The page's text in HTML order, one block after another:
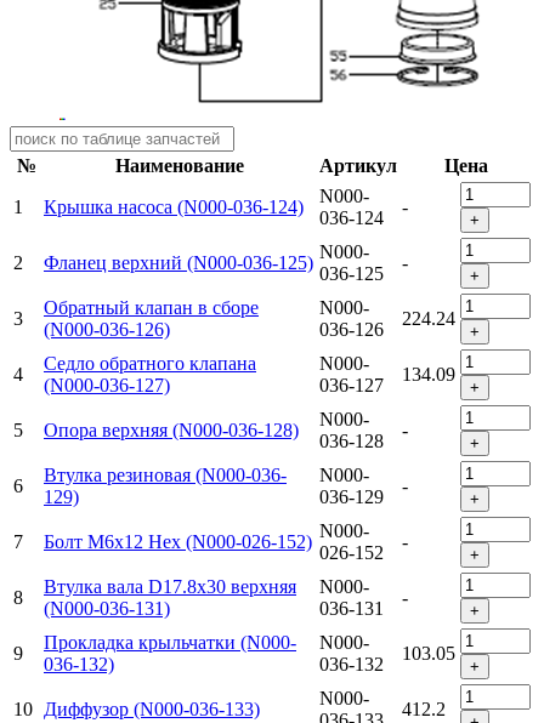
№ Наименование Артикул
Цена
1
Крышка насоса (N000-036-124)
N000-
036-124
-
+
2 Фланец верхний (N000-036-125)
N000-
036-125
-
+
3
Обратный клапан в сборе
(N000-036-126)
N000-
036-126
224.24
+
4
Седло обратного клапана
(N000-036-127)
N000-
036-127
134.09
+
5 Опора верхняя (N000-036-128)
N000-
036-128
-
+
6
Втулка резиновая (N000-036-
129)
N000-
036-129
-
+
7 Болт M6х12 Hex (N000-026-152)
N000-
026-152
-
+
8
Втулка вала D17.8х30 верхняя
(N000-036-131)
N000-
036-131
-
+
9
Прокладка крыльчатки (N000-
036-132)
N000-
036-132
103.05
+
10 Диффузор (N000-036-133)
N000-
412.2